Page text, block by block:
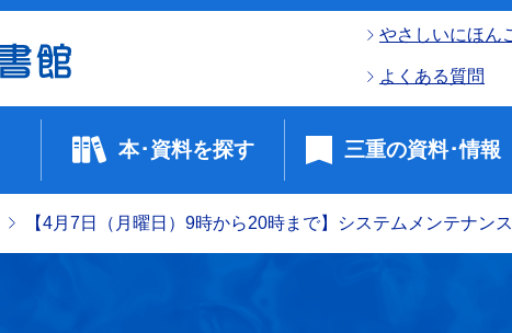
やさしいにほん
よくある質問
本･資料を探す 三重の資料･情報
【4月7日（月曜日）9時から20時まで】システムメンテナン